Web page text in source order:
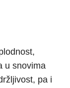
u snovima
pa i